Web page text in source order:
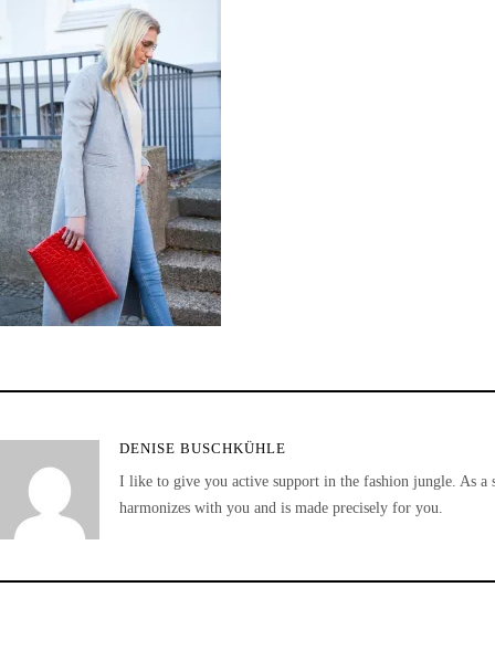
DENISE BUSCHKÜHLE
I like to give you active support in the fashion jungle. As
harmonizes with you and is made precisely for you.